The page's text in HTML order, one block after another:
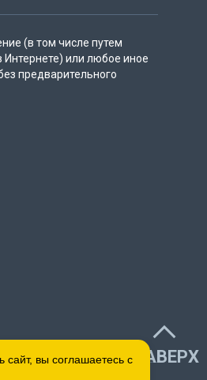
(в том числе путем
Интернете) или любое иное
предварительного
НАВЕРХ
вы соглашаетесь с